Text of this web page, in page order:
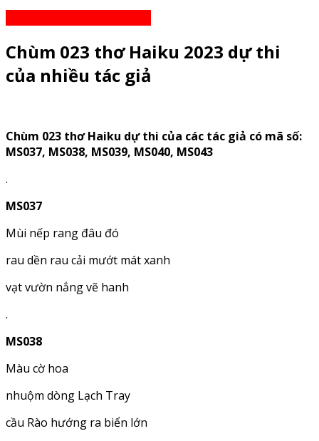
Chùm 023 thơ Haiku 2023 dự thi
của nhiều tác giả
Chùm 023 thơHaiku dự thi của các tác giả có mã số:
MS037, MS038, MS039, MS040, MS043
.
MS037
Mùi nếp rang đâu đó
rau dền rau cải mướt mát xanh
vạt vườn nắng vẽ hanh
.
MS038
Màu cờ hoa
nhuộm dòng Lạch Tray
cầu Rào hướng ra biển lớn